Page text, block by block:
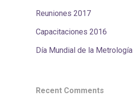
Reuniones 2017
Capacitaciones 2016
Día Mundial de la Metrología
Recent Comments